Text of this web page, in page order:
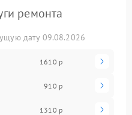
ремонта
дату 09.08.2026
1610 р
910 р
1310 р